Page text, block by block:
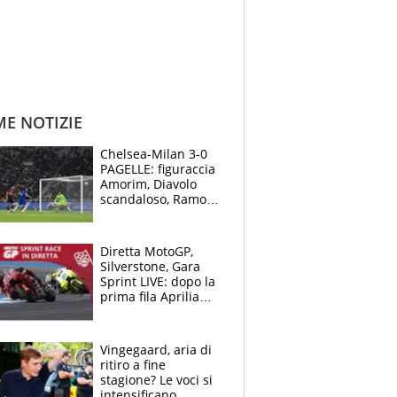
NOTIZIE
Chelsea-Milan 3-0
PAGELLE: figuraccia
Amorim, Diavolo
scandaloso, Ramos
Diretta MotoGP,
Silverstone, Gara
Sprint LIVE: dopo la
prima fila Aprilia
Vingegaard, aria di
ritiro a fine
stagione? Le voci si